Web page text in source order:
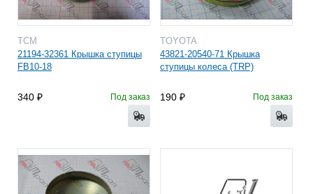
TCM
21194-32361 Крышка ступицы
FB10-18
340 Под заказ
TOYOTA
43821-20540-71 Крышка
ступицы колеса (TRP)
190 Под заказ